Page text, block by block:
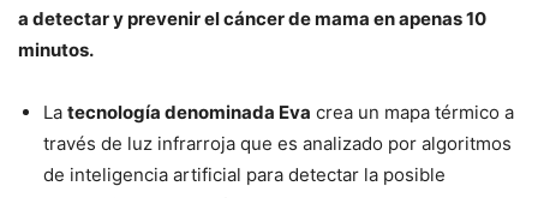
a detectar y prevenir el cáncer de mama en apenas 10
minutos.
La tecnología denominada Eva crea un mapa térmico a
través de luz infrarroja que es analizado por algoritmos
de inteligencia artificial para detectar la posible